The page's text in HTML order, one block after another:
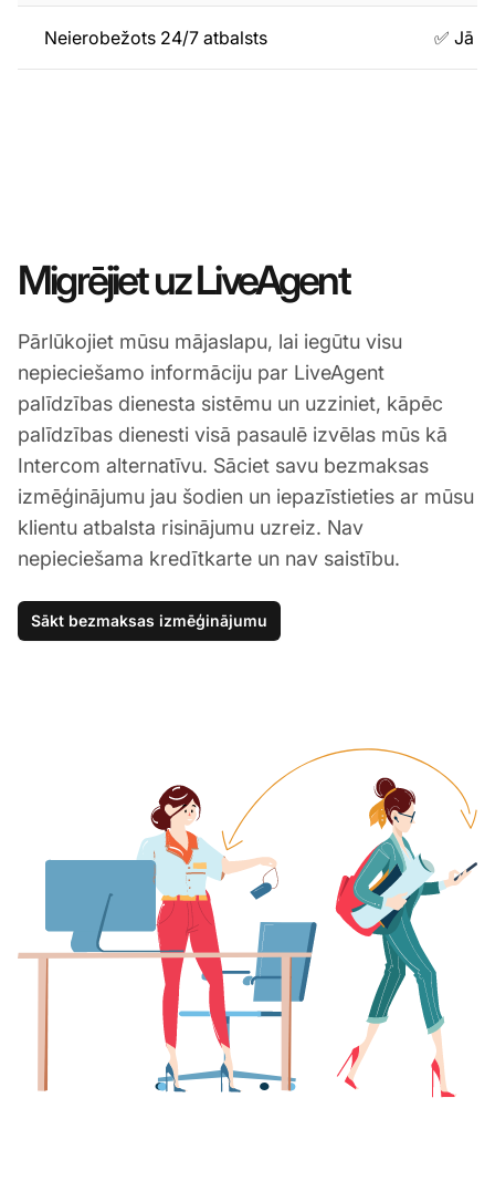
Neierobežots 24/7 atbalsts ✅ Jā
Migrējiet uz LiveAgent
Pārlūkojiet mūsu mājaslapu, lai iegūtu visu
nepieciešamo informāciju par LiveAgent
palīdzības dienesta sistēmu un uzziniet, kāpēc
palīdzības dienesti visā pasaulē izvēlas mūs kā
Intercom alternatīvu. Sāciet savu bezmaksas
izmēģinājumu jau šodien un iepazīstieties ar mūsu
klientu atbalsta risinājumu uzreiz. Nav
nepieciešama kredītkarte un nav saistību.
Sākt bezmaksas izmēģinājumu